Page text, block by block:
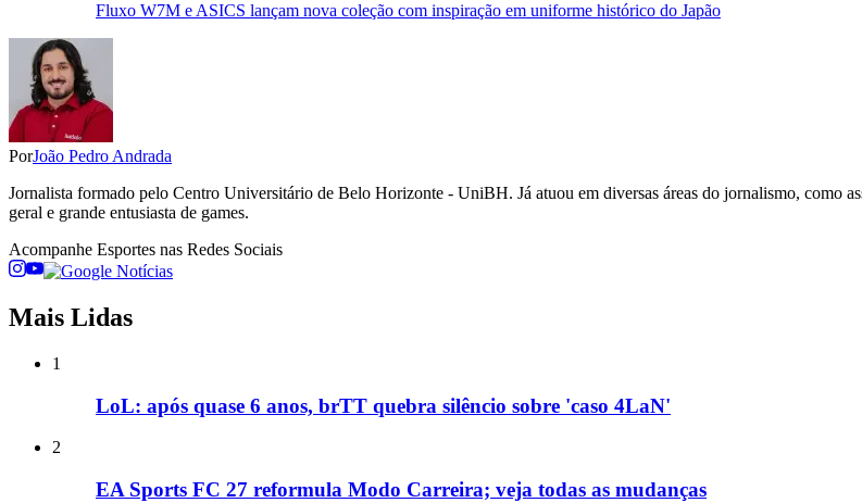
Fluxo W7M e ASICS lançam nova coleção com inspiração em uniforme histórico do Japão
PorJoão Pedro Andrada
Jornalista formado pelo Centro Universitário de Belo Horizonte - UniBH. Já atuou em diversas áreas do jornalismo, como
geral e grande entusiasta de games.
Acompanhe Esportes nas Redes Sociais
Mais Lidas
1
LoL: após quase 6 anos, brTT quebra silêncio sobre 'caso 4LaN'
2
EA Sports FC 27 reformula Modo Carreira; veja todas as mudanças